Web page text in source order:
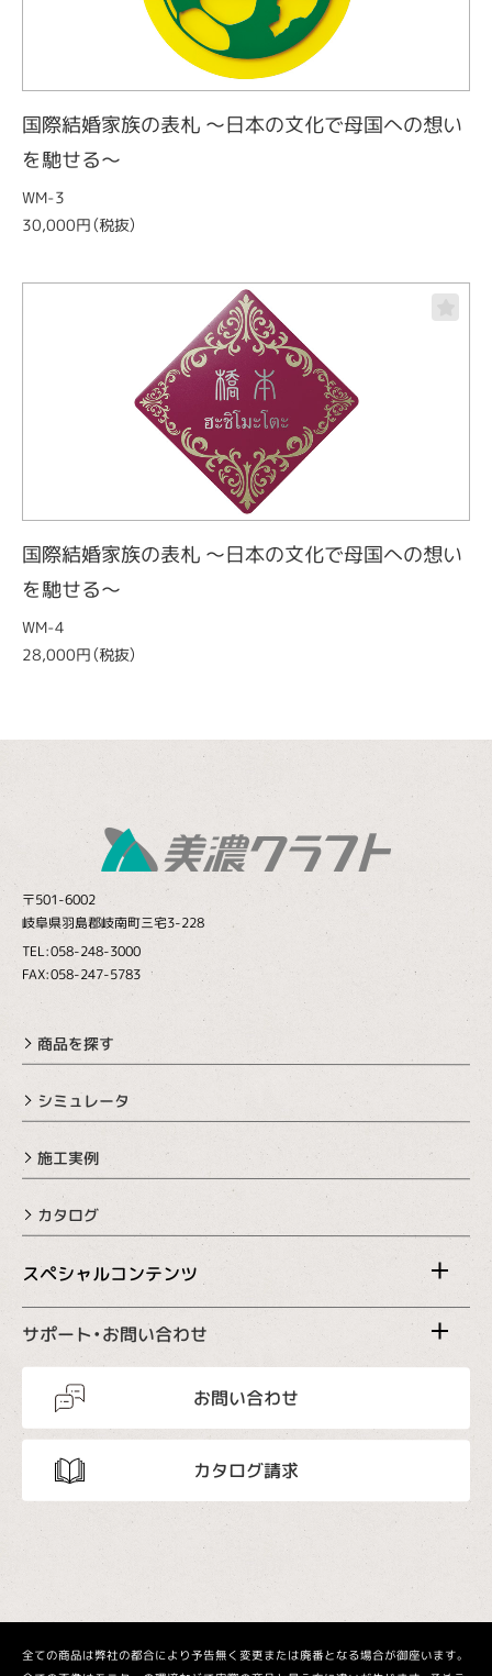
国際結婚家族の表札 ～日本の文化で母国への想い
を馳せる～
WM-3
30,000円（税抜）
国際結婚家族の表札 ～日本の文化で母国への想い
を馳せる～
WM-4
28,000円（税抜）
〒501-6002
岐阜県羽島郡岐南町三宅3-228
TEL:058-248-3000
FAX:058-247-5783
商品を探す
シミュレータ
施工実例
カタログ
スペシャルコンテンツ
サポート・お問い合わせ
お問い合わせ
カタログ請求
全ての商品は弊社の都合により予告無く変更または廃番となる場合が御座います。